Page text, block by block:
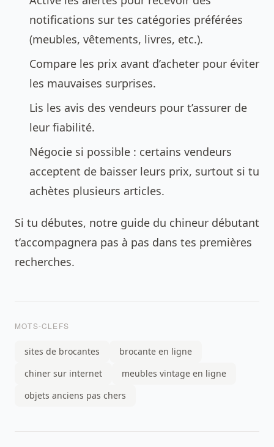
notifications sur tes catégories préférées
(meubles, vêtements, livres, etc.).
Compare les prix avant d’acheter pour éviter
les mauvaises surprises.
Lis les avis des vendeurs pour t’assurer de
leur fiabilité.
Négocie si possible : certains vendeurs
acceptent de baisser leurs prix, surtout si tu
achètes plusieurs articles.
Si tu débutes, notre guide du chineur débutant
t’accompagnera pas à pas dans tes premières
recherches.
MOTS-CLEFS
sites de brocantes
brocante en ligne
chiner sur internet
meubles vintage en ligne
objets anciens pas chers